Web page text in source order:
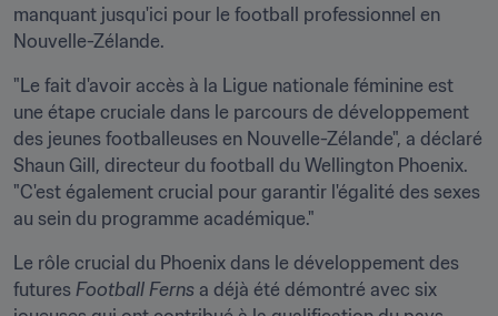
manquant jusqu'ici pour le football professionnel en
Nouvelle-Zélande.
"Le fait d'avoir accès à la Ligue nationale féminine est
une étape cruciale dans le parcours de développement
des jeunes footballeuses en Nouvelle-Zélande", a déclaré
Shaun Gill, directeur du football du Wellington Phoenix.
"C'est également crucial pour garantir l'égalité des sexes
au sein du programme académique."
Le rôle crucial du Phoenix dans le développement des
futures Football Ferns a déjà été démontré avec six